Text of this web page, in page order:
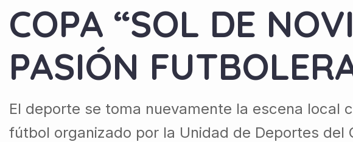
COPA “SOL DE
PASIÓN
El deporte se toma nuevamente la escena local
fútbol organizado por la Unidad de Deportes del